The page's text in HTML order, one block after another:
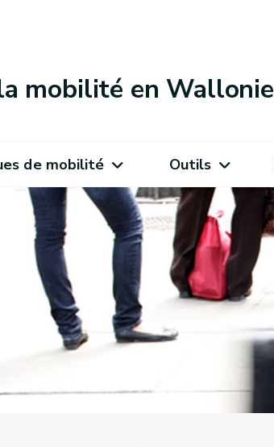
mobilité en Wallonie
de mobilité Outils